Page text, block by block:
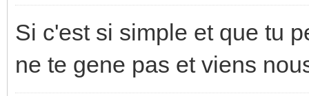
Si c'est si simple et que tu
ne te gene pas et viens